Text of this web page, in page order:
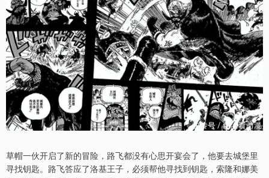
草帽一伙开启了新的冒险，路飞都没有心思开宴会了，他要去城堡里
寻找钥匙。路飞答应了洛基王子，必须帮他寻找到钥匙，索隆和娜美